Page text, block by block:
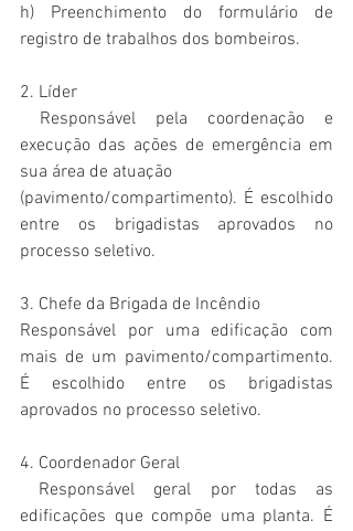
h) Preenchimento do formulário de
registro de trabalhos dos bombeiros.
2. Líder
execução das ações de emergência em
sua área de atuação
(pavimento/compartimento). É escolhido
entre os brigadistas aprovados no
processo seletivo.
3. Chefe da Brigada de Incêndio
Responsável por uma edificação com
mais de um pavimento/compartimento.
É escolhido entre os brigadistas
aprovados no processo seletivo.
4. Coordenador Geral
edificações que compõe uma planta. É